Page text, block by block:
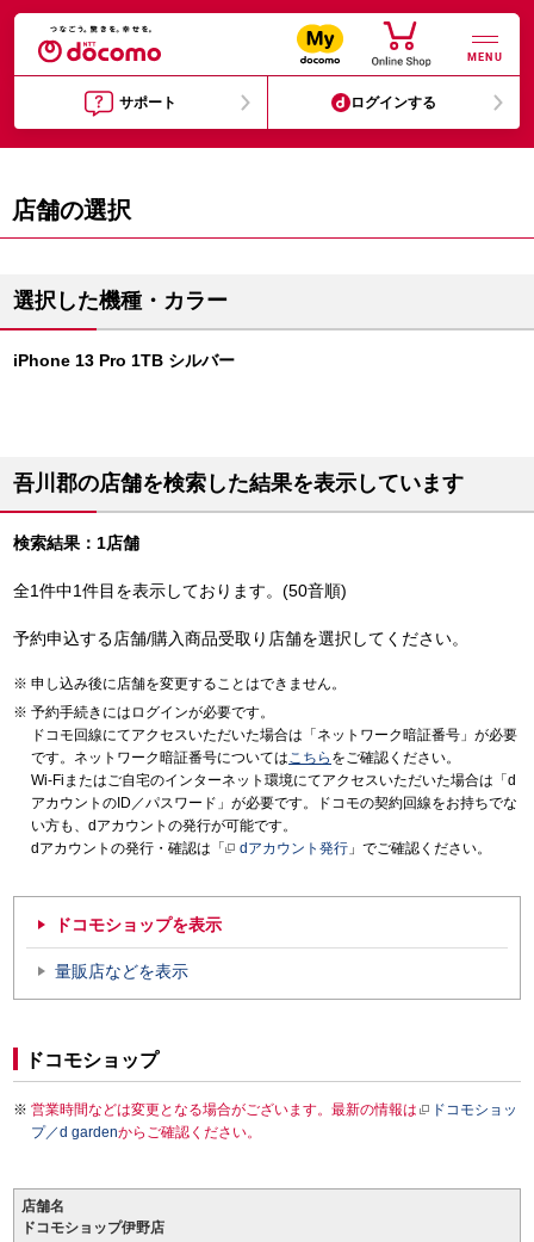
MENU
サポート ログインする
店舗の選択
選択した機種・カラー
iPhone 13 Pro 1TB シルバー
吾川郡の店舗を検索した結果を表示しています
検索結果：1店舗
全1件中1件目を表示しております。(50音順)
予約申込する店舗/購入商品受取り店舗を選択してください。
申し込み後に店舗を変更することはできません。
予約手続きにはログインが必要です。
ドコモ回線にてアクセスいただいた場合は「ネットワーク暗証番号」が必要
です。ネットワーク暗証番号についてはこちら をご確認ください。
Wi-Fiまたはご自宅のインターネット環境にてアクセスいただいた場合は「d
アカウントのID／パスワード」が必要です。ドコモの契約回線をお持ちでな
い方も、dアカウントの発行が可能です。
dアカウントの発行・確認は「
dアカウント発行 」でご確認ください。
ドコモショップを表示
量販店などを表示
ドコモショップ
営業時間などは変更となる場合がございます。最新の情報は
ドコモショッ
プ／d gardenからご確認ください。
店舗名
ドコモショップ伊野店